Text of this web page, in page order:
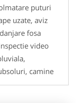
puturi
uzate, aviz
fosa
video
camine